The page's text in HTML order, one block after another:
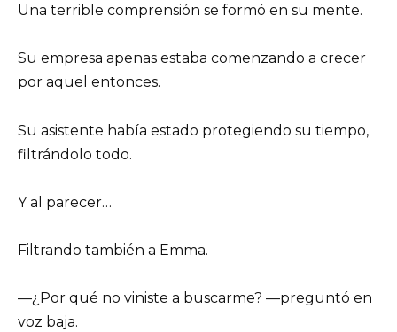
Una terrible comprensión se formó en su mente.
Su empresa apenas estaba comenzando a crecer
por aquel entonces.
Su asistente había estado protegiendo su tiempo,
filtrándolo todo.
Y al parecer…
Filtrando también a Emma.
—¿Por qué no viniste a buscarme? —preguntó en
voz baja.